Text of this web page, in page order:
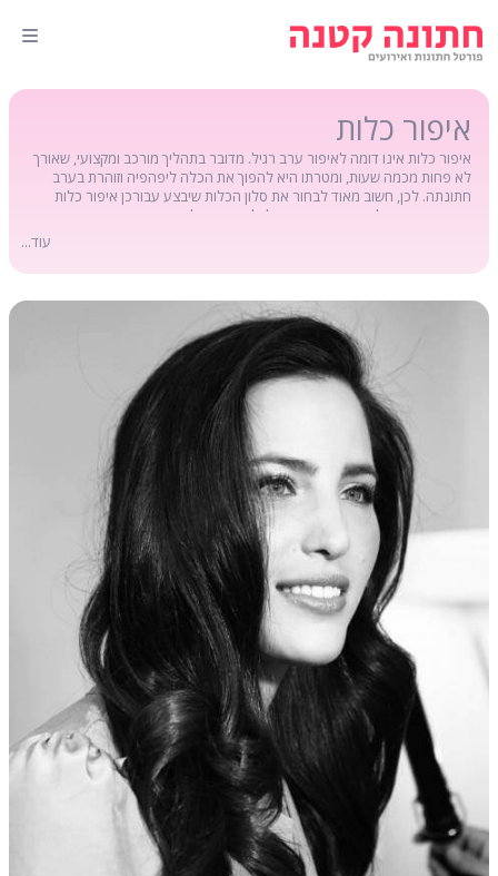
איפור כלות
איפור כלות אינו דומה לאיפור ערב רגיל. מדובר בתהליך מורכב ומקצועי, שאורך
לא פחות מכמה שעות, ומטרתו היא להפוך את הכלה ליפהפיה וזוהרת בערב
חתונתה. לכן, חשוב מאוד לבחור את סלון הכלות שיבצע עבורכן איפור כלות
בקפידה. בפורטל חתונה קטנה, תוכלו להשוות בקלות ותוך דקות ספורות בין מגוון
עוד...